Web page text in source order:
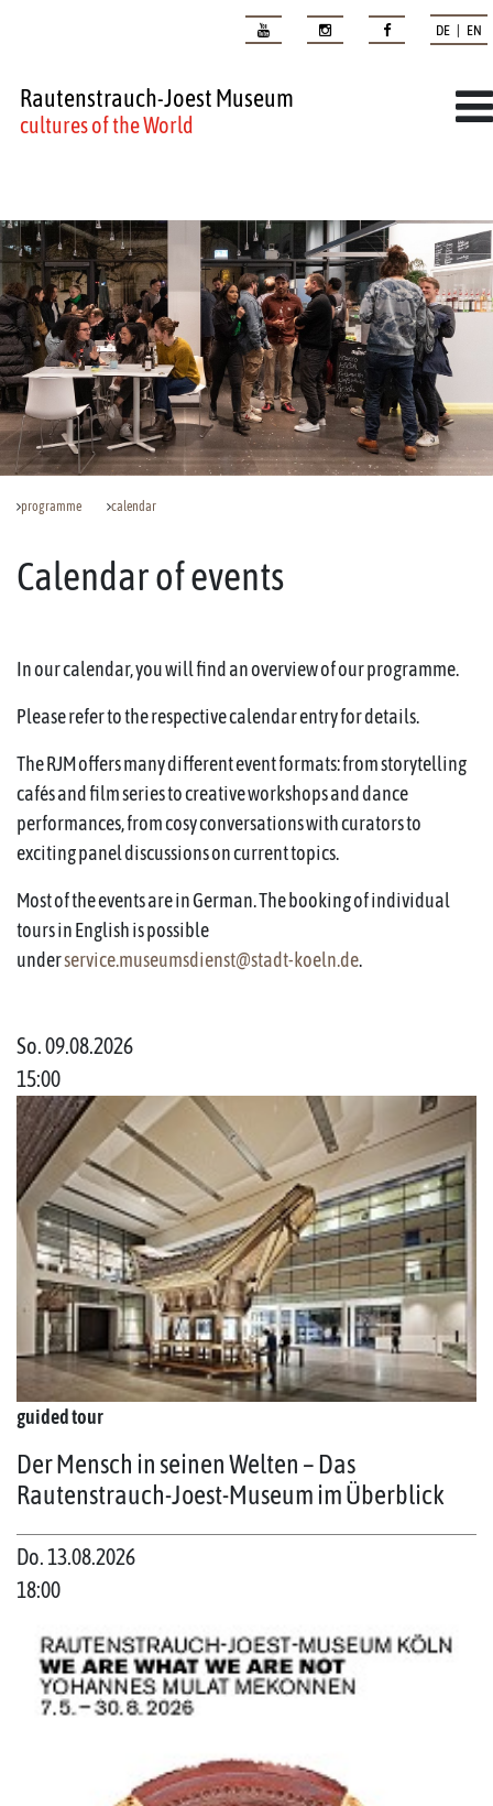
DE | EN
Rautenstrauch-Joest Museum
cultures of the World
programme calendar
Calendar of events
In our calendar, you will find an overview of our programme.
Please refer to the respective calendar entry for details.
The RJM offers many different event formats: from storytelling
cafés and film series to creative workshops and dance
performances, from cosy conversations with curators to
exciting panel discussions on current topics.
Most of the events are in German. The booking of individual
tours in English is possible
underservice.museumsdienst@stadt-koeln.de.
So. 09.08.2026
15:00
guided tour
Der Mensch in seinen Welten – Das
Rautenstrauch-Joest-Museum im Überblick
Do. 13.08.2026
18:00